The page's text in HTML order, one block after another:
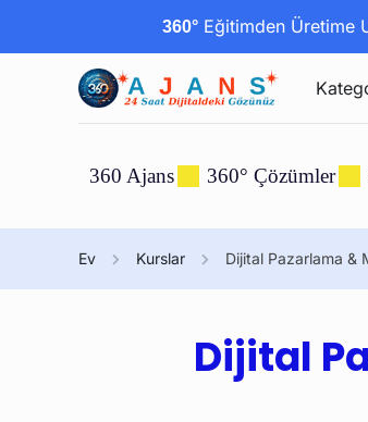
360°Eğitimden Üretime
360 Ajans 360° Çözümler
Ev Kurslar Dijital Pazarlama &
Dijital